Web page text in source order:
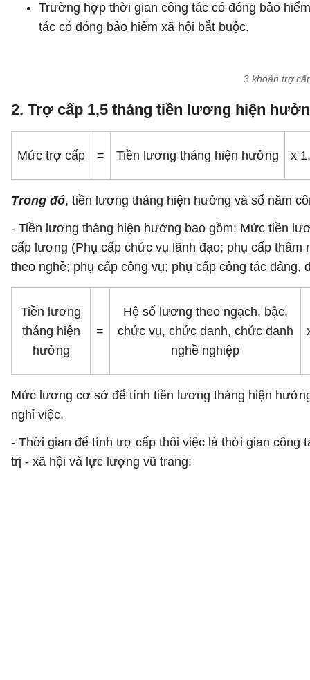
Trường hợp thời gian công tác có đóng bảo
tác có đóng bảo hiểm xã hội bắt buộc.
3 khoản trợ
2. Trợ cấp 1,5 tháng tiền lương hiện
Mức trợ cấp = Tiền lương tháng hiện hưởng x
Trong đó, tiền lương tháng hiện hưởng và số năm
- Tiền lương tháng hiện hưởng bao gồm: Mức tiền
cấp lương (Phụ cấp chức vụ lãnh đạo; phụ cấp
theo nghề; phụ cấp công vụ; phụ cấp công tác đảng,
Tiền lương
tháng hiện
hưởng
=
Hệ số lương theo ngạch, bậc,
chức vụ, chức danh, chức danh
nghề nghiệp
Mức lương cơ sở để tính tiền lương tháng hiện
nghỉ việc.
- Thời gian để tính trợ cấp thôi việc là thời gian công
trị - xã hội và lực lượng vũ trang: